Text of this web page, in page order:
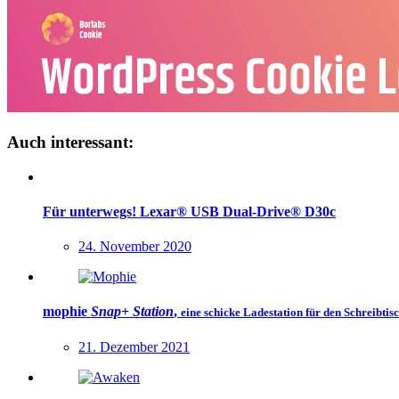
Auch interessant:
Für unterwegs! Lexar® USB Dual-Drive® D30c
24. November 2020
mophie Snap+ Station, eine schicke Ladestation für den
21. Dezember 2021